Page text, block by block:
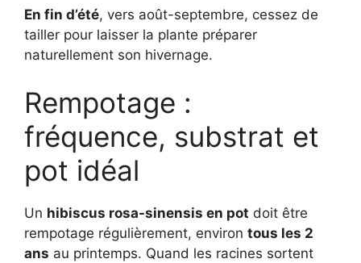
En fin d’été, vers août-septembre, cessez de
tailler pour laisser la plante préparer
naturellement son hivernage.
Rempotage :
fréquence, substrat et
pot idéal
Un hibiscus rosa-sinensis en pot doit être
rempotage régulièrement, environ tous les 2
ans au printemps. Quand les racines sortent